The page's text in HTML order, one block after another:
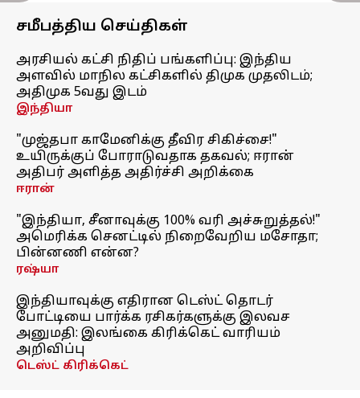
சமீபத்திய செய்திகள்
அரசியல் கட்சி நிதிப் பங்களிப்பு: இந்திய
அளவில் மாநில கட்சிகளில் திமுக முதலிடம்;
அதிமுக 5வது இடம்
இந்தியா
"முஜ்தபா காமேனிக்கு தீவிர சிகிச்சை!"
உயிருக்குப் போராடுவதாக தகவல்; ஈரான்
அதிபர் அளித்த அதிர்ச்சி அறிக்கை
ஈரான்
"இந்தியா, சீனாவுக்கு 100% வரி அச்சுறுத்தல்!"
அமெரிக்க செனட்டில் நிறைவேறிய மசோதா;
பின்னணி என்ன?
ரஷ்யா
இந்தியாவுக்கு எதிரான டெஸ்ட் தொடர்
போட்டியை பார்க்க ரசிகர்களுக்கு இலவச
அனுமதி: இலங்கை கிரிக்கெட் வாரியம்
அறிவிப்பு
டெஸ்ட் கிரிக்கெட்